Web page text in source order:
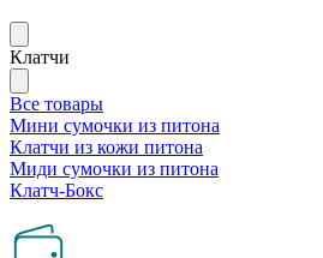
Клатчи
Все товары
Мини сумочки из питона
Клатчи из кожи питона
Миди сумочки из питона
Клатч-Бокс